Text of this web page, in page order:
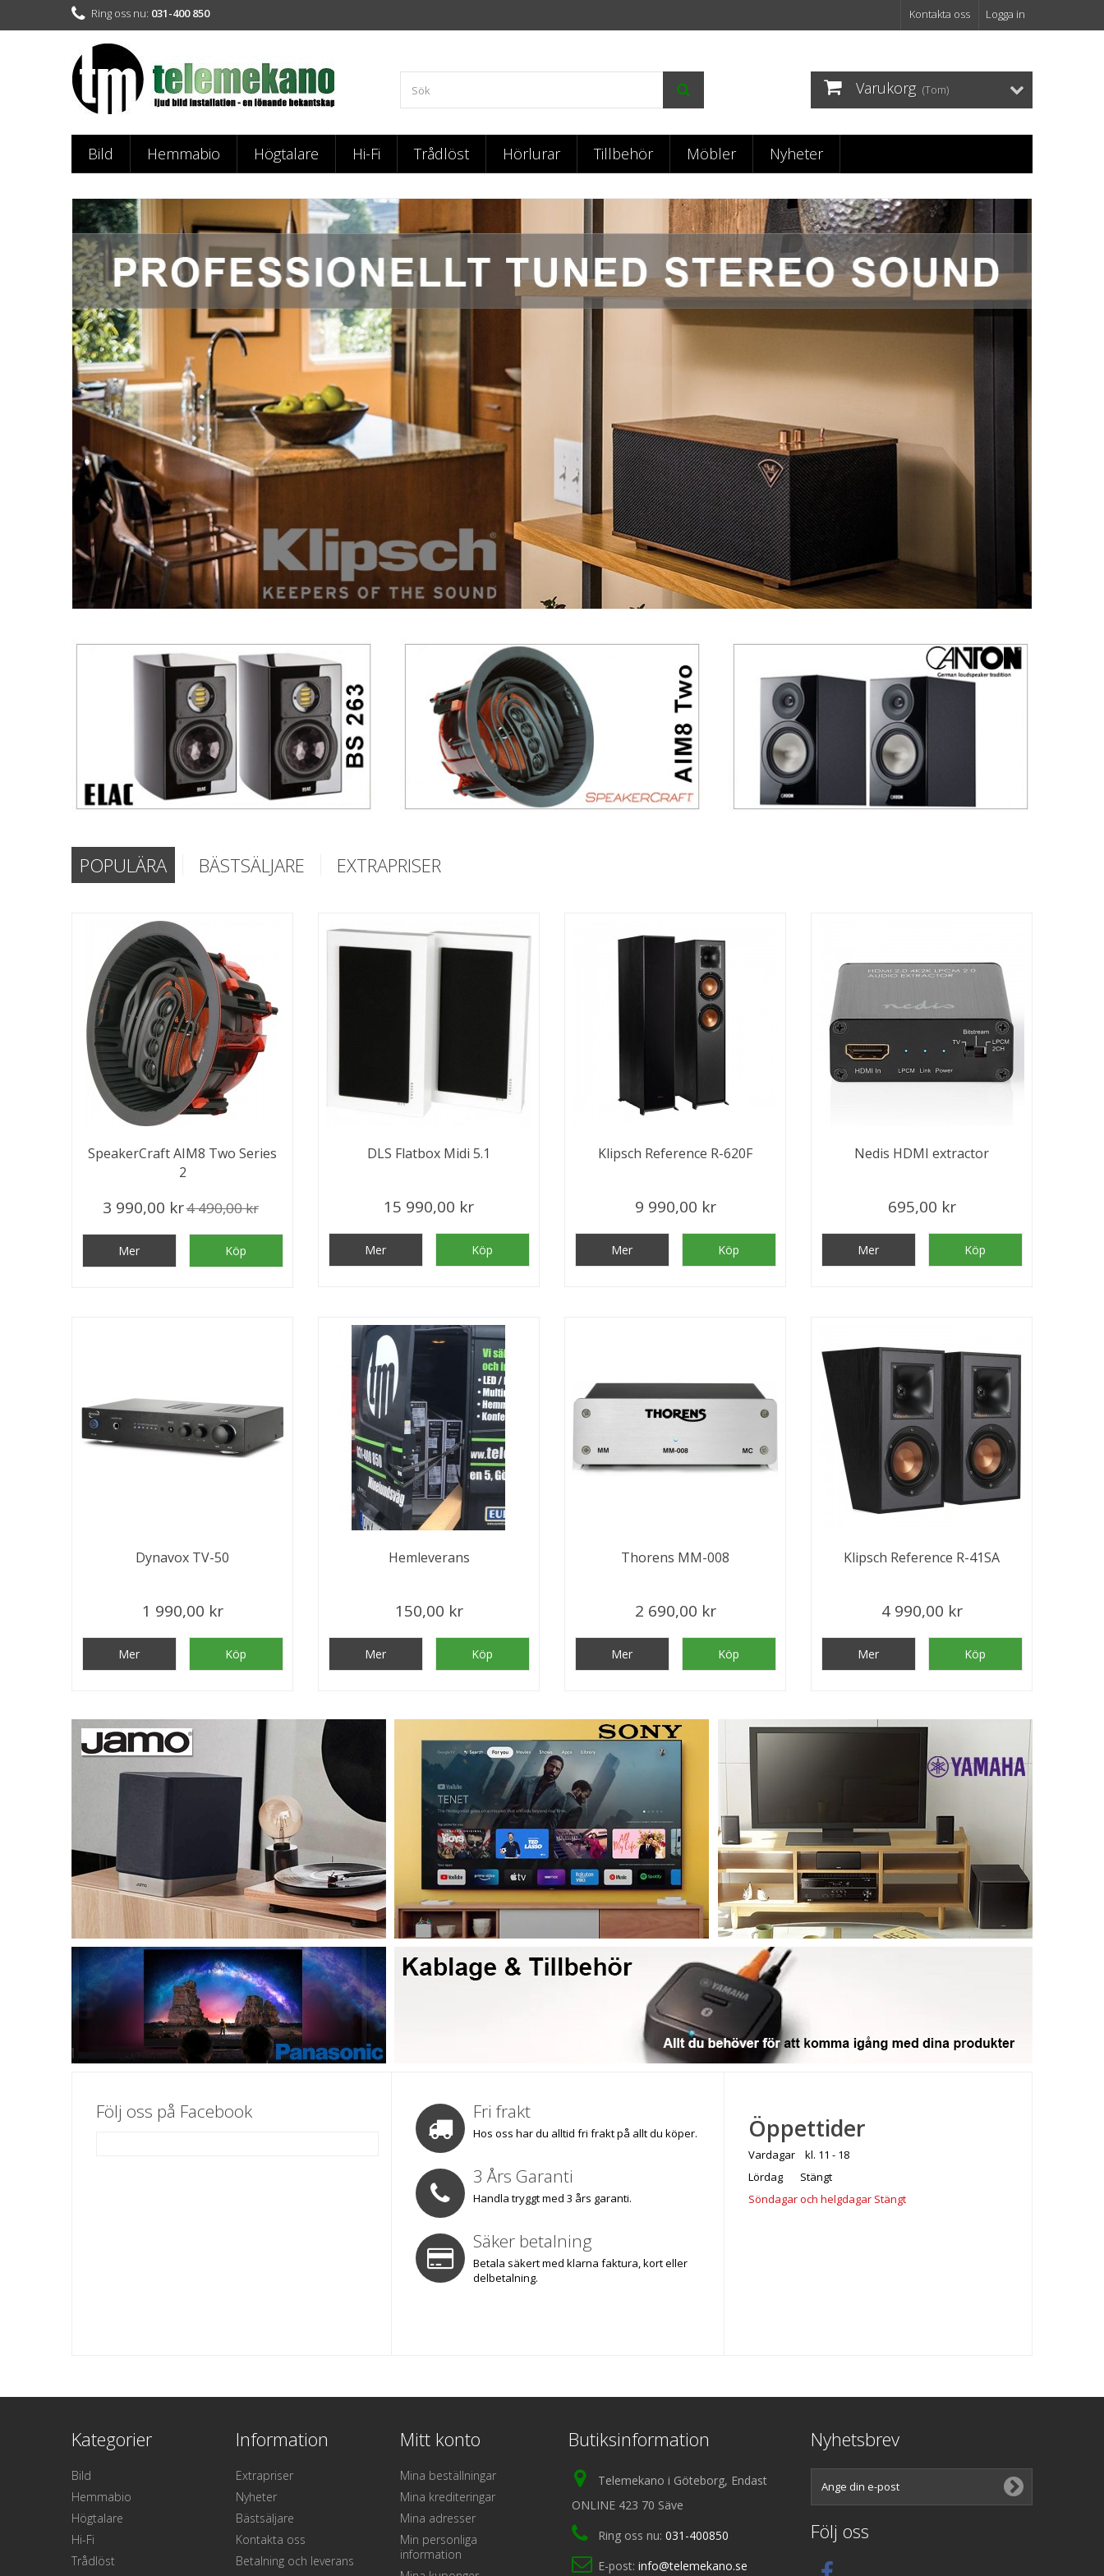
Logga in
Kontakta oss
Ring oss nu: 031-400 850
Varukorg (Tom)
Bild Hemmabio Högtalare Hi-Fi Trådlöst Hörlurar Tillbehör Möbler Nyheter
POPULÄRA BÄSTSÄLJARE EXTRAPRISER
SpeakerCraft AIM8 Two Series
2
3 990,00 kr4 490,00 kr
Mer Köp
DLS Flatbox Midi 5.1
15 990,00 kr
Mer Köp
Klipsch Reference R-620F
9 990,00 kr
Mer Köp
Nedis HDMI extractor
695,00 kr
Mer Köp
Dynavox TV-50
1 990,00 kr
Mer Köp
Hemleverans
150,00 kr
Mer Köp
Thorens MM-008
2 690,00 kr
Mer Köp
Klipsch Reference R-41SA
4 990,00 kr
Mer Köp
Följ oss på Facebook Fri frakt
Hos oss har du alltid fri frakt på allt du köper.
3 Års Garanti
Handla tryggt med 3 års garanti.
Säker betalning
Betala säkert med klarna faktura, kort eller
delbetalning.
Öppettider
Vardagar kl. 11 - 18
Lördag Stängt
Söndagar och helgdagar Stängt
Kategorier
Bild
Hemmabio
Högtalare
Hi-Fi
Trådlöst
Information
Extrapriser
Nyheter
Bästsäljare
Kontakta oss
Betalning och leverans
Mitt konto
Mina beställningar
Mina krediteringar
Mina adresser
Min personliga
information
Butiksinformation
Telemekano i Göteborg, Endast
ONLINE 423 70 Säve
Ring oss nu: 031-400850
E-post: info@telemekano.se
Nyhetsbrev
Följ oss